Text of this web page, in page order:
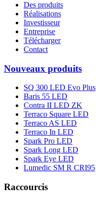
Des produits
Réalisations
Investisseur
Entreprise
Télécharger
Contact
Nouveaux produits
SQ 300 LED Evo Plus
Baris 55 LED
Contra II LED ZK
Terraco Square LED
Terraco AS LED
Terraco In LED
Spark Pro LED
Spark Long LED
Spark Eye LED
Lumedic SM R CRI95
Raccourcis